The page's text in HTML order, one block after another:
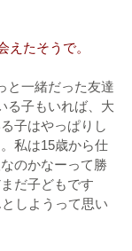
たそうで。
と一緒だった友達
る子もいれば、大
子はやっぱりし
私は15歳から仕
のかなーって勝
だ子どもです
しようって思い